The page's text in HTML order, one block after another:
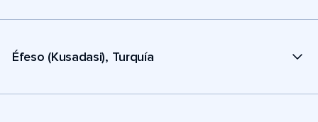
Éfeso (Kusadasi), Turquía